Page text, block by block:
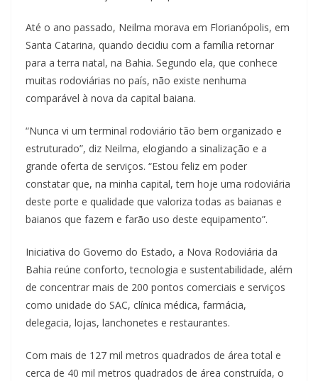
Até o ano passado, Neilma morava em Florianópolis, em
Santa Catarina, quando decidiu com a família retornar
para a terra natal, na Bahia. Segundo ela, que conhece
muitas rodoviárias no país, não existe nenhuma
comparável à nova da capital baiana.
“Nunca vi um terminal rodoviário tão bem organizado e
estruturado”, diz Neilma, elogiando a sinalização e a
grande oferta de serviços. “Estou feliz em poder
constatar que, na minha capital, tem hoje uma rodoviária
deste porte e qualidade que valoriza todas as baianas e
baianos que fazem e farão uso deste equipamento”.
Iniciativa do Governo do Estado, a Nova Rodoviária da
Bahia reúne conforto, tecnologia e sustentabilidade, além
de concentrar mais de 200 pontos comerciais e serviços
como unidade do SAC, clínica médica, farmácia,
delegacia, lojas, lanchonetes e restaurantes.
Com mais de 127 mil metros quadrados de área total e
cerca de 40 mil metros quadrados de área construída, o